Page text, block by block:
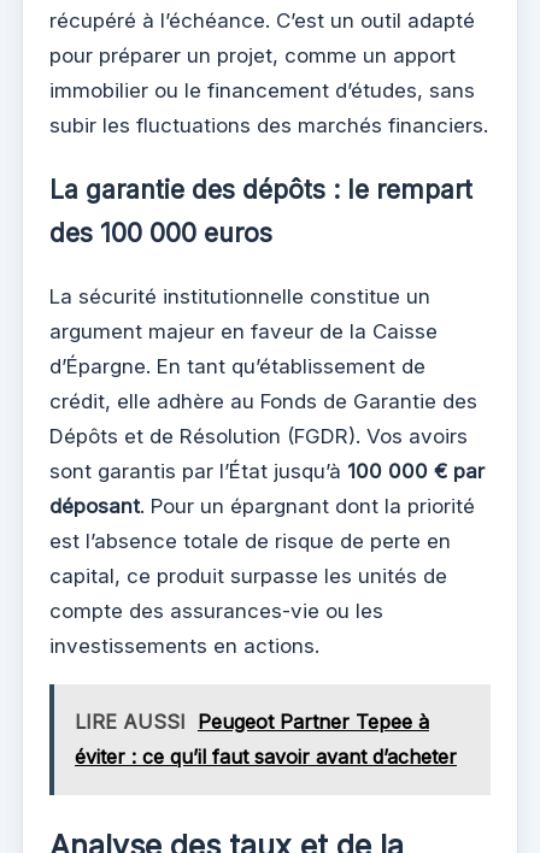
récupéré à l’échéance. C’est un outil adapté
pour préparer un projet, comme un apport
immobilier ou le financement d’études, sans
subir les fluctuations des marchés financiers.
La garantie des dépôts : le rempart
des 100 000 euros
La sécurité institutionnelle constitue un
argument majeur en faveur de la Caisse
d’Épargne. En tant qu’établissement de
crédit, elle adhère au Fonds de Garantie des
Dépôts et de Résolution (FGDR). Vos avoirs
sont garantis par l’État jusqu’à 100 000 € par
déposant. Pour un épargnant dont la priorité
est l’absence totale de risque de perte en
capital, ce produit surpasse les unités de
compte des assurances-vie ou les
investissements en actions.
LIRE AUSSI Peugeot Partner Tepee à
éviter : ce qu’il faut savoir avant d’acheter
Analyse des taux et de la